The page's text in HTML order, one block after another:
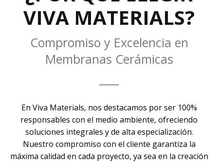
VIVA MATERIALS?
Compromiso y Excelencia en
Membranas Cerámicas
En Viva Materials, nos destacamos por ser 100%
responsables con el medio ambiente, ofreciendo
soluciones integrales y de alta especialización.
Nuestro compromiso con el cliente garantiza la
máxima calidad en cada proyecto, ya sea en la creación